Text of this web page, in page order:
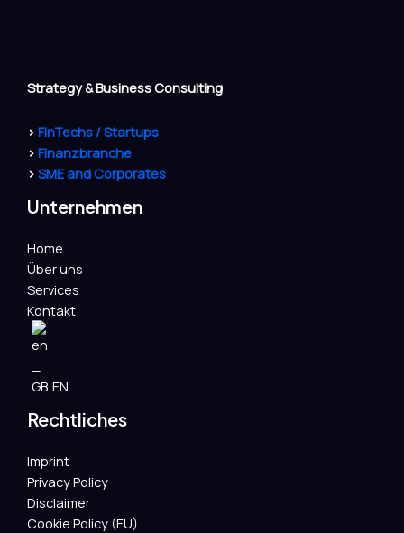
Strategy & Business Consulting
> FinTechs / Startups
> Finanzbranche
> SME and Corporates
Unternehmen
Home
Über uns
Services
Kontakt
EN
Rechtliches
Imprint
Privacy Policy
Disclaimer
Cookie Policy (EU)